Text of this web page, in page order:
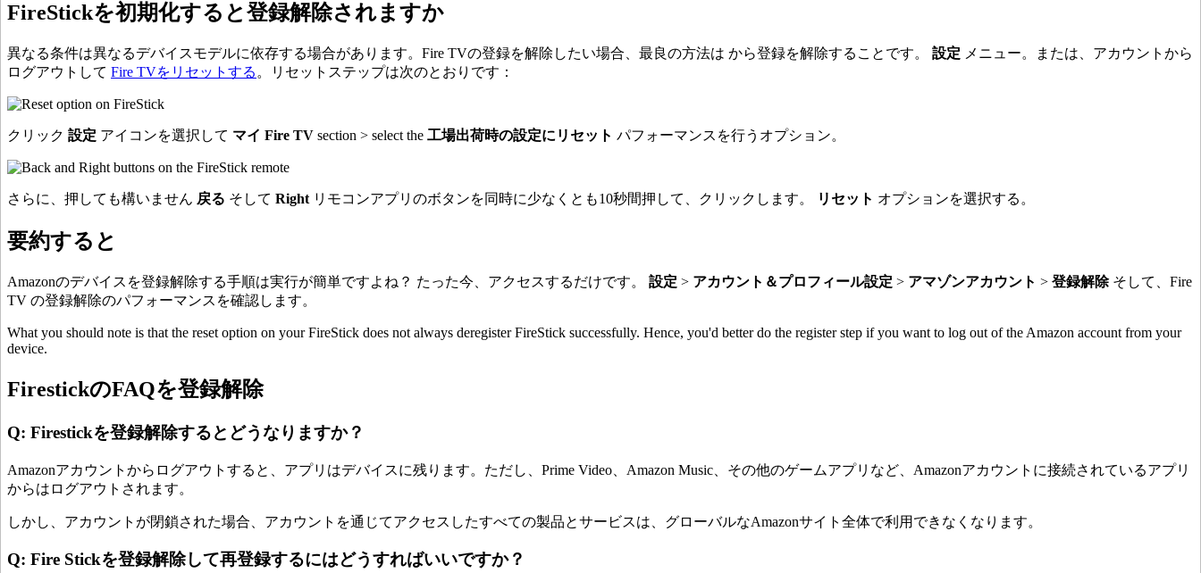
FireStickを初期化すると登録解除されますか
異なる条件は異なるデバイスモデルに依存する場合があります。Fire TVの登録を解除したい場合、最良の方法は から登録を解除することです。 設定 メニュー。または、アカウントから
ログアウトして Fire TVをリセットする 。リセットステップは次のとおりです：
クリック 設定 アイコンを選択して マイ Fire TV section > select the 工場出荷時の設定にリセット パフォーマンスを行うオプション。
さらに、押しても構いません 戻る そして Right リモコンアプリのボタンを同時に少なくとも10秒間押して、クリックします。 リセット オプションを選択する。
要約すると
Amazonのデバイスを登録解除する手順は実行が簡単ですよね？ たった今、アクセスするだけです。 設定 > アカウント＆プロフィール設定 > アマゾンアカウント > 登録解除 そして、Fire
TV の登録解除のパフォーマンスを確認します。
What you should note is that the reset option on your FireStick does not always deregister FireStick successfully. Hence, you'd better do the register step if you want to log out of the Amazon account from your
device.
FirestickのFAQを登録解除
Q: Firestickを登録解除するとどうなりますか？
Amazonアカウントからログアウトすると、アプリはデバイスに残ります。ただし、Prime Video、Amazon Music、その他のゲームアプリなど、Amazonアカウントに接続されているアプリ
からはログアウトされます。
しかし、アカウントが閉鎖された場合、アカウントを通じてアクセスしたすべての製品とサービスは、グローバルなAmazonサイト全体で利用できなくなります。
Q: Fire Stickを登録解除して再登録するにはどうすればいいですか？